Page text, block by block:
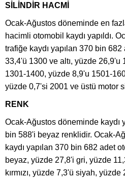
SİLİNDİR HACMİ
Ocak-Ağustos döneminde en
hacimli otomobil kaydı yapıldı.
trafiğe kaydı yapılan 370 bin
33,4'ü 1300 ve altı, yüzde 26,9'u
1301-1400, yüzde 8,9'u 1501-
yüzde 0,7'si 2001 ve üstü motor
RENK
Ocak-Ağustos döneminde kaydı
bin 588'i beyaz renklidir. Ocak-
kaydı yapılan 370 bin 682 adet
beyaz, yüzde 27,8'i gri, yüzde
kırmızı, yüzde 7,3'ü siyah,